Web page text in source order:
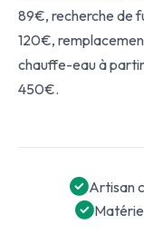
89€, recherche de
120€,
chauffe-eau à
450€.
Artisan